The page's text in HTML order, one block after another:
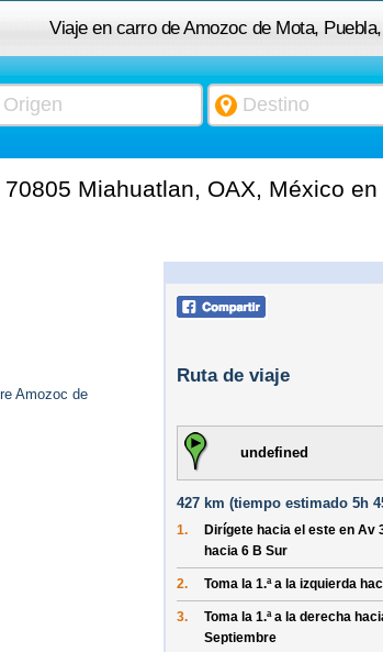
Viaje en carro de Amozoc de Mota,
Miahuatlan, OAX, México
Amozoc de
Ruta de viaje
undefined
427 km (tiempo estimado 5h
1. Dirígete hacia el este en Av
hacia 6 B Sur
2. Toma la 1.ª a la izquierda
3. Toma la 1.ª a la derecha
Septiembre